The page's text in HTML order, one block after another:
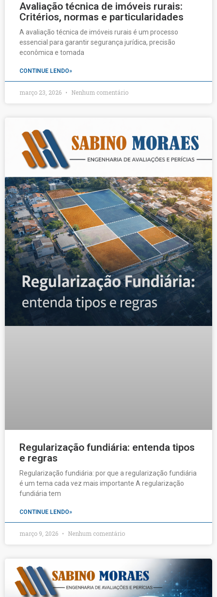
Avaliação técnica de imóveis rurais:
Critérios, normas e particularidades
A avaliação técnica de imóveis rurais é um processo
essencial para garantir segurança jurídica, precisão
econômica e tomada
CONTINUE LENDO»
março 23, 2026 Nenhum comentário
Regularização fundiária: entenda tipos
e regras
Regularização fundiária: por que a regularização fundiária
é um tema cada vez mais importante A regularização
fundiária tem
CONTINUE LENDO»
março 9, 2026 Nenhum comentário